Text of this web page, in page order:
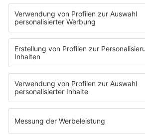
PODCAST
App
Alexa (externer Link zu
CRR YouTube
SERVICE
Top Themen des Tages
Wetter